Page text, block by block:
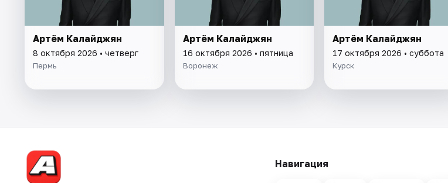
Артём Калайджян
8 октября 2026 • четверг
Пермь
Артём Калайджян
16 октября 2026 • пятница
Воронеж
Артём Калайджян
17 октября 2026 • суббота
Курск
Навигация